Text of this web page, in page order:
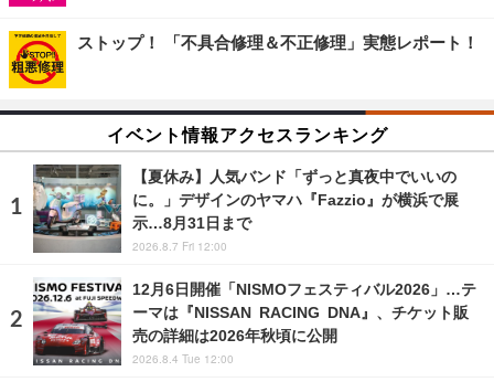
ストップ！ 「不具合修理＆不正修理」実態レポート！
イベント情報アクセスランキング
【夏休み】人気バンド「ずっと真夜中でいいの
に。」デザインのヤマハ『Fazzio』が横浜で展
示…8月31日まで
2026.8.7 Fri 12:00
12月6日開催「NISMOフェスティバル2026」…テ
ーマは『NISSAN RACING DNA』、チケット販
売の詳細は2026年秋頃に公開
2026.8.4 Tue 12:00